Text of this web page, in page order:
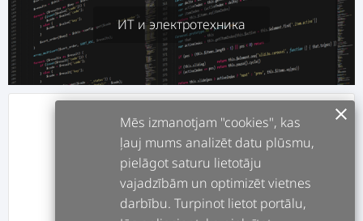
ИТ и электротехника
infoО СЕБЕ
assignmentРАБОТЫ
Mēs izmanotjam "cookies", kas
ļauj mums analizēt datu plūsmu,
pielāgot saturu lietotāju
vajadzībām un optimizēt vietnes
darbību. Turpinot lietot portālu,
clear